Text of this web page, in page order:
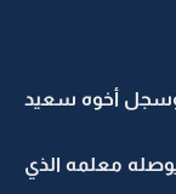
وسجل أخوه سعيد
معلمه الذي